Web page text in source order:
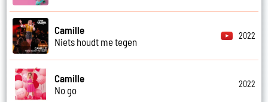
Camille
Niets houdt me tegen
2022
Camille
No go
2022